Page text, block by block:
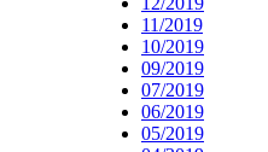
11/2019
10/2019
09/2019
07/2019
06/2019
05/2019